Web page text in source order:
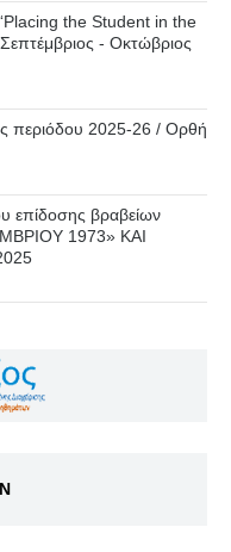
the Student in the
- Οκτώβριος
περιόδου 2025-26 / Ορθή
επίδοσης βραβείων
1973» ΚΑΙ